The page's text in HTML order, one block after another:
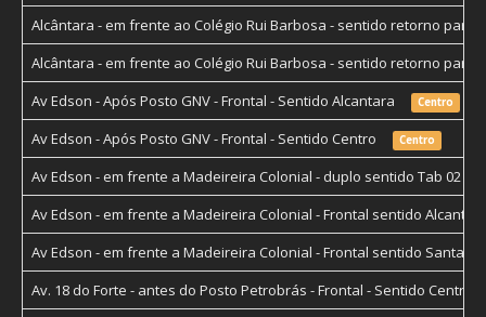
Alcântara - em frente ao Colégio Rui Barbosa - sentido retorno
Alcântara - em frente ao Colégio Rui Barbosa - sentido retorno
Av Edson - Após Posto GNV - Frontal - Sentido Alcantara
Centro
Av Edson - Após Posto GNV - Frontal - Sentido Centro Centro
Av Edson - em frente a Madeireira Colonial - duplo sentido Tab 02
Av Edson - em frente a Madeireira Colonial - Frontal sentido
Av Edson - em frente a Madeireira Colonial - Frontal sentido Santa
Av. 18 do Forte - antes do Posto Petrobrás - Frontal - Sentido